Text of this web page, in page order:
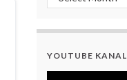
YOUTUBE KANAL